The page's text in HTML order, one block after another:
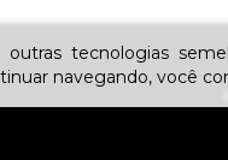
tecnologias
navegando, você